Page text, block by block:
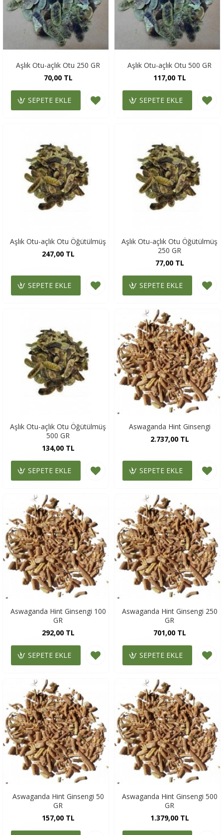
Aşlık Otu-açlık Otu 250 GR
70,00 TL
SEPETE EKLE
Aşlık Otu-açlık Otu 500 GR
117,00 TL
SEPETE EKLE
Aşlık Otu-açlık Otu Öğütülmüş
247,00 TL
SEPETE EKLE
Aşlık Otu-açlık Otu Öğütülmüş
250 GR
77,00 TL
SEPETE EKLE
Aşlık Otu-açlık Otu Öğütülmüş
500 GR
134,00 TL
SEPETE EKLE
Aswaganda Hint Ginsengi
2.737,00 TL
SEPETE EKLE
Aswaganda Hint Ginsengi 100
GR
292,00 TL
SEPETE EKLE
Aswaganda Hint Ginsengi 250
GR
701,00 TL
SEPETE EKLE
Aswaganda Hint Ginsengi 50
GR
157,00 TL
Aswaganda Hint Ginsengi 500
GR
1.379,00 TL